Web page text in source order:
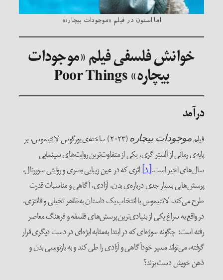
اما استون در فیلم «موجودات بیچاره»
خوانش فلسفی فیلم «موجودات
بیچاره» Poor Things
درآمد
فیلمموجودات بیچاره
(۲۰۲۳) ساخته‌ی یورگوس لانتیموس، بر
پایه‌ی رمانی از آلستِر گری، یکی از متفاوت‌ترین روایت‌های سینمایی
سال‌های اخیر است.[۱] اثری که در عین زیبایی بصری و روایتی سوررئال،
پرسش‌هایی بسیار جدی درباره‌ی بدن، آزادی، آگاهی و مناسبات قدرت
طرح می‌کند. لانتیموس با انتخاب یک داستان به‌ظاهر تخیلی و فانتزی،
در واقع به سراغ یکی از بنیادی‌ترین پرسش‌های فلسفه و فرهنگ معاصر
رفته است: چگونه سوژه‌ای که در ابتدا به‌مثابه ابژه‌ای در دست دیگری قرار
گرفته، می‌تواند مسیر خودآگاهی و آزادی را طی کند و به بازنویسی بدن و
ذهن خویش دست بزند؟